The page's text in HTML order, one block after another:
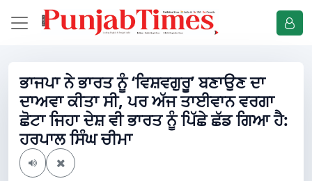
ਭਾਜਪਾ ਨੇ ਭਾਰਤ ਨੂੰ ‘ਵਿਸ਼ਵਗੁਰੂ’ ਬਣਾਉਣ ਦਾ
ਦਾਅਵਾ ਕੀਤਾ ਸੀ, ਪਰ ਅੱਜ ਤਾਈਵਾਨ ਵਰਗਾ
ਛੋਟਾ ਜਿਹਾ ਦੇਸ਼ ਵੀ ਭਾਰਤ ਨੂੰ ਪਿੱਛੇ ਛੱਡ ਗਿਆ ਹੈ:
ਹਰਪਾਲ ਸਿੰਘ ਚੀਮਾ